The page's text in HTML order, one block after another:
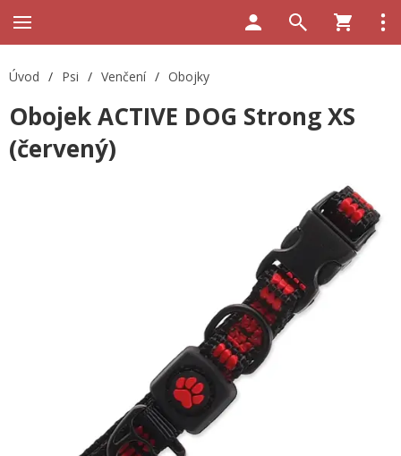
Úvod / Psi / Venčení / Obojky
Obojek ACTIVE DOG Strong XS
(červený)